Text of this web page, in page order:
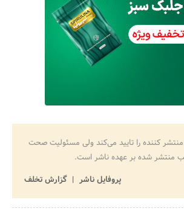
کننده را تایید می‌کند ولی مسئولیت صحت
منتشر شده بر عهده ناشر است.
پروفایل ناشر
گزارش تخلف